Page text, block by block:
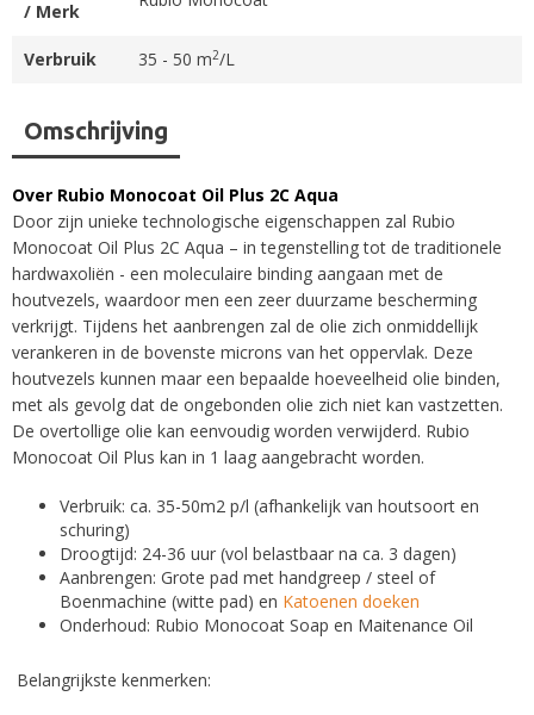
Omschrijving
Over Rubio Monocoat Oil Plus 2C Aqua
Door zijn unieke technologische eigenschappen zal Rubio
Monocoat Oil Plus 2C Aqua – in tegenstelling tot de traditionele
hardwaxoliën - een moleculaire binding aangaan met de
houtvezels, waardoor men een zeer duurzame bescherming
verkrijgt. Tijdens het aanbrengen zal de olie zich onmiddellijk
verankeren in de bovenste microns van het oppervlak. Deze
houtvezels kunnen maar een bepaalde hoeveelheid olie binden,
met als gevolg dat de ongebonden olie zich niet kan vastzetten.
De overtollige olie kan eenvoudig worden verwijderd. Rubio
Monocoat Oil Plus kan in 1 laag aangebracht worden.
Verbruik: ca. 35-50m2 p/l (afhankelijk van houtsoort en
schuring)
Droogtijd: 24-36 uur (vol belastbaar na ca. 3 dagen)
Aanbrengen: Grote pad met handgreep / steel of
Boenmachine (witte pad) en Katoenen doeken
Onderhoud: Rubio Monocoat Soap en Maitenance Oil
Belangrijkste kenmerken:
/ Merk
Verbruik 35 - 50 m2/L